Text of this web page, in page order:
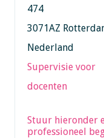
474
3071AZ
Nederland
Supervisie voor
docenten
Stuur hieronder
professioneel